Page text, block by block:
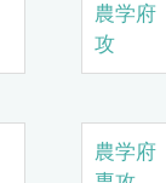
農学
攻
農学